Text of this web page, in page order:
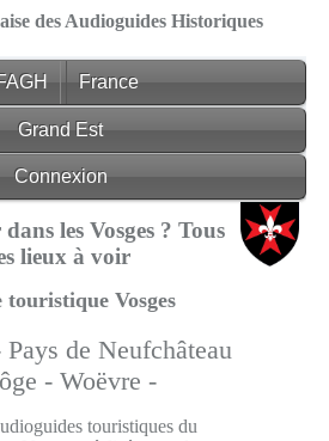
des Audioguides Historiques
France
Grand Est
Connexion
les Vosges ? Tous
lieux à voir
touristique Vosges
Pays de Neufchâteau
-Woëvre -
touristiques du